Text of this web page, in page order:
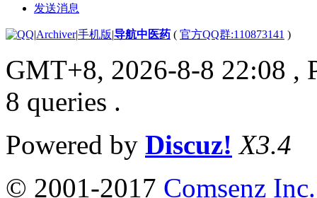
发送消息
|Archiver|手机版|导航中医药 ( 官方QQ群:110873141 )
GMT+8, 2026-8-8 22:08 ,
8 queries .
Powered by Discuz! X3.4
© 2001-2017 Comsenz Inc.